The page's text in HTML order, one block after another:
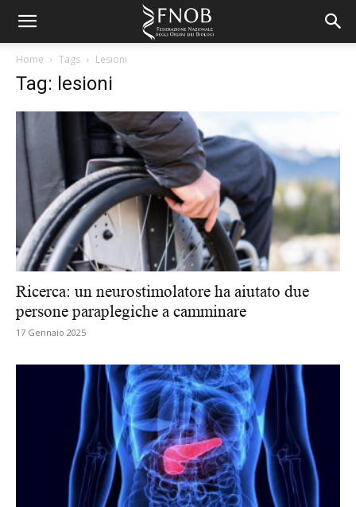
Home Tags Lesioni
Tag: lesioni
Ricerca: un neurostimolatore ha aiutato due
persone paraplegiche a camminare
17 Gennaio 2025